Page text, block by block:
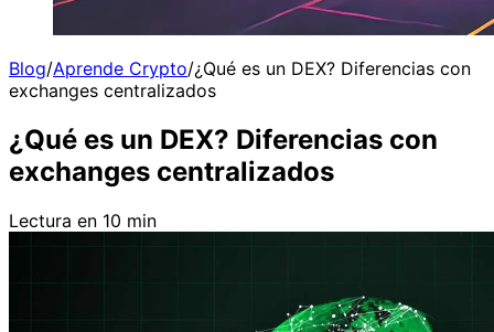
Blog/Aprende Crypto/¿Qué es un DEX? Diferencias con
exchanges centralizados
¿Qué es un DEX? Diferencias con
exchanges centralizados
Lectura en 10 min